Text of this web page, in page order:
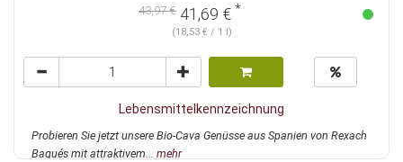
43,97 € 41,69 € *
(18,53 € / 1 l)
Lebensmittelkennzeichnung
Probieren Sie jetzt unsere Bio-Cava Genüsse aus Spanien von Rexach
Baqués mit attraktivem... mehr